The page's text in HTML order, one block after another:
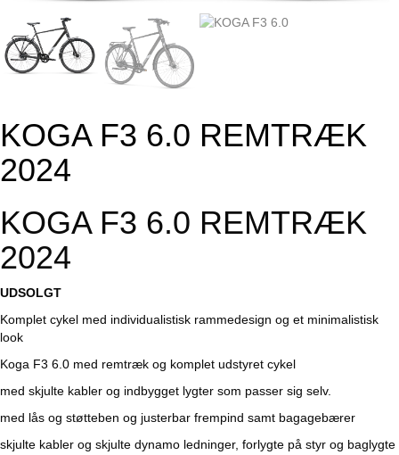
KOGA F3 6.0 REMTRÆK
2024
KOGA F3 6.0 REMTRÆK
2024
UDSOLGT
Komplet cykel med individualistisk rammedesign og et minimalistisk
look
Koga F3 6.0 med remtræk og komplet udstyret cykel
med skjulte kabler og indbygget lygter som passer sig selv.
med lås og støtteben og justerbar frempind samt bagagebærer
skjulte kabler og skjulte dynamo ledninger, forlygte på styr og baglygte